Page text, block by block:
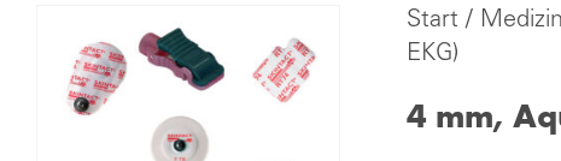
Start /
EKG)
4 mm,